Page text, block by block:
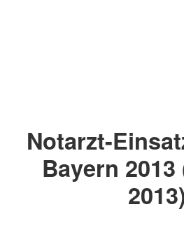
Notarzt-
Bayern 2013